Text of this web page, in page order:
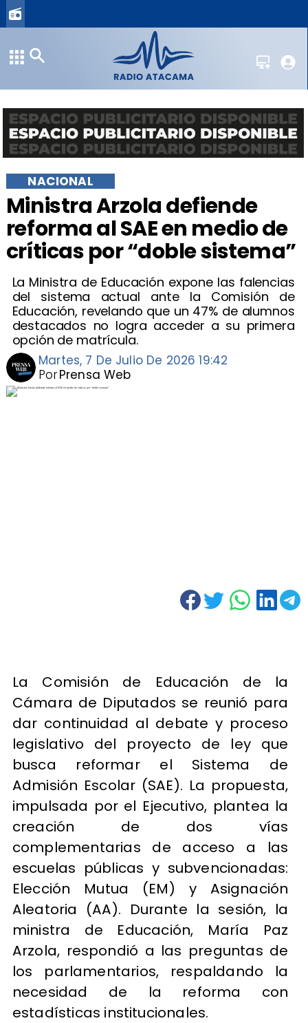
Ministra Arzola defiende
reforma al SAE en medio de
críticas por “doble sistema”
La Ministra de Educación expone las falencias
del sistema actual ante la Comisión de
Educación, revelando que un 47% de alumnos
destacados no logra acceder a su primera
opción de matrícula.
NACIONAL
Martes, 7 De Julio De 2026 19:42
Prensa Web
Por
La Comisión de Educación de la
Cámara de Diputados se reunió para
dar continuidad al debate y proceso
legislativo del proyecto de ley que
busca reformar el Sistema de
Admisión Escolar (SAE). La propuesta,
impulsada por el Ejecutivo, plantea la
creación de dos vías
complementarias de acceso a las
escuelas públicas y subvencionadas:
Elección Mutua (EM) y Asignación
Aleatoria (AA). Durante la sesión, la
ministra de Educación, María Paz
Arzola, respondió a las preguntas de
los parlamentarios, respaldando la
necesidad de la reforma con
estadísticas institucionales.